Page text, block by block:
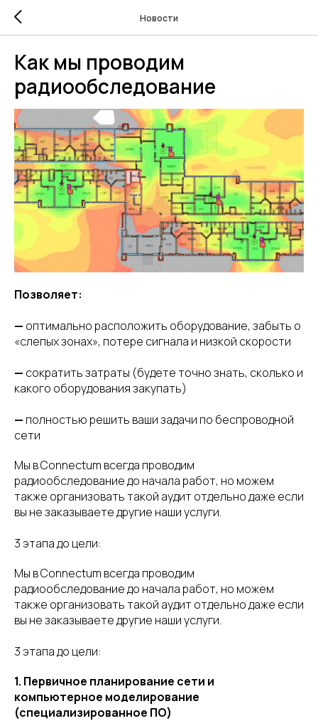
Новости
Как мы проводим
радиообследование
Позволяет:
— оптимально расположить оборудование, забыть о
«слепых зонах», потере сигнала и низкой скорости
— сократить затраты (будете точно знать, сколько и
какого оборудования закупать)
— полностью решить ваши задачи по беспроводной
сети
Мы в Connectum всегда проводим
радиообследование до начала работ, но можем
также организовать такой аудит отдельно даже если
вы не заказываете другие наши услуги.
3 этапа до цели:
Мы в Connectum всегда проводим
радиообследование до начала работ, но можем
также организовать такой аудит отдельно даже если
вы не заказываете другие наши услуги.
3 этапа до цели:
1. Первичное планирование сети и
компьютерное моделирование
(специализированное ПО)